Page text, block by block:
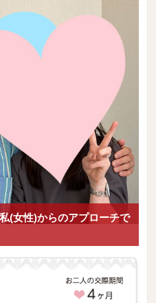
(女性)からのアプローチで